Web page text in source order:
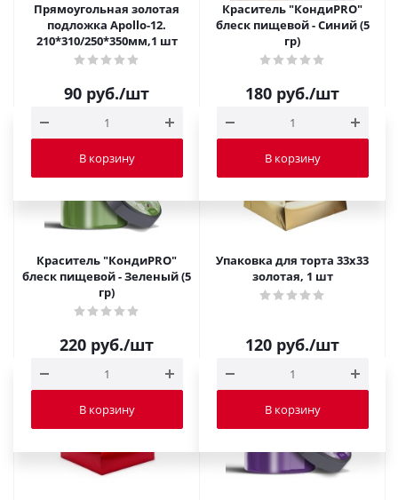
Прямоугольная золотая
подложка Apollo-12.
210*310/250*350мм,1 шт
90 руб./шт
В корзину
Краситель "КондиPRO"
блеск пищевой - Синий (5
гр)
180 руб./шт
В корзину
Краситель "КондиPRO"
блеск пищевой - Зеленый (5
гр)
220 руб./шт
В корзину
Упаковка для торта 33х33
золотая, 1 шт
120 руб./шт
В корзину